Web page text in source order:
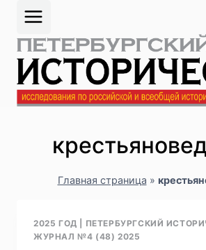
Перейти
содержимому
Главная страница »
2025 ГОД
ПЕТЕРБУРГСКИЙ
ЖУРНАЛ №4 (48) 2025